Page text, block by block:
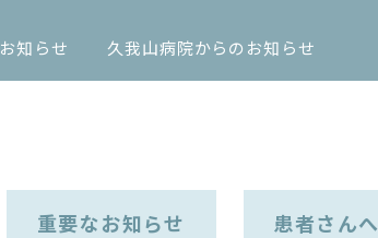
お知らせ 久我山病院からのお知らせ
重要なお知らせ 患者さんへ